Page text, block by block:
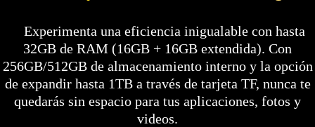
Experimenta una eficiencia inigualable con hasta
32GB de RAM (16GB + 16GB extendida). Con
256GB/512GB de almacenamiento interno y la opción
de expandir hasta 1TB a través de tarjeta TF, nunca te
quedarás sin espacio para tus aplicaciones, fotos y
videos.